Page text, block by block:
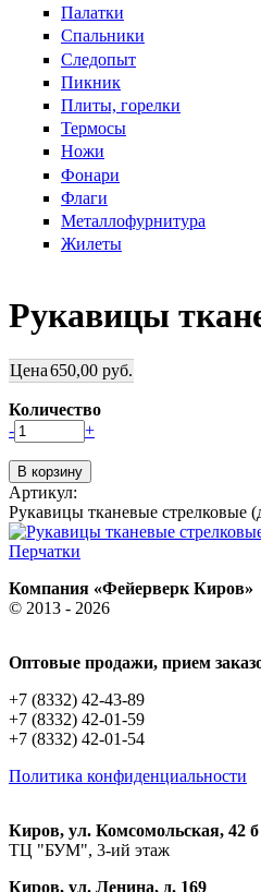
Палатки
Спальники
Следопыт
Пикник
Плиты, горелки
Термосы
Ножи
Фонари
Флаги
Металлофурнитура
Жилеты
Рукавицы
Цена650,00 руб.
Количество
-
+
Артикул:
Рукавицы тканевые стрелковые
Перчатки
Компания «Фейерверк Киров»
© 2013 - 2026
Оптовые продажи, прием
+7 (8332) 42-43-89
+7 (8332) 42-01-59
+7 (8332) 42-01-54
Политика конфиденциальности
Киров, ул. Комсомольская, 42 б
ТЦ "БУМ", 3-ий этаж
Киров, ул. Ленина, д. 169